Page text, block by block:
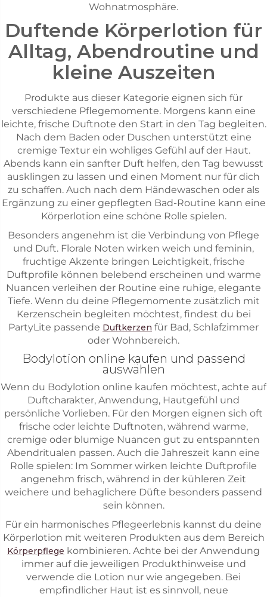
Wohnatmosphäre.
Duftende Körperlotion für
Alltag, Abendroutine und
kleine Auszeiten
Produkte aus dieser Kategorie eignen sich für
verschiedene Pflegemomente. Morgens kann eine
leichte, frische Duftnote den Start in den Tag begleiten.
Nach dem Baden oder Duschen unterstützt eine
cremige Textur ein wohliges Gefühl auf der Haut.
Abends kann ein sanfter Duft helfen, den Tag bewusst
ausklingen zu lassen und einen Moment nur für dich
zu schaffen. Auch nach dem Händewaschen oder als
Ergänzung zu einer gepflegten Bad-Routine kann eine
Körperlotion eine schöne Rolle spielen.
Besonders angenehm ist die Verbindung von Pflege
und Duft. Florale Noten wirken weich und feminin,
fruchtige Akzente bringen Leichtigkeit, frische
Duftprofile können belebend erscheinen und warme
Nuancen verleihen der Routine eine ruhige, elegante
Tiefe. Wenn du deine Pflegemomente zusätzlich mit
Kerzenschein begleiten möchtest, findest du bei
PartyLite passende Duftkerzen für Bad, Schlafzimmer
oder Wohnbereich.
Bodylotion online kaufen und passend
auswählen
Wenn du Bodylotion online kaufen möchtest, achte auf
Duftcharakter, Anwendung, Hautgefühl und
persönliche Vorlieben. Für den Morgen eignen sich oft
frische oder leichte Duftnoten, während warme,
cremige oder blumige Nuancen gut zu entspannten
Abendritualen passen. Auch die Jahreszeit kann eine
Rolle spielen: Im Sommer wirken leichte Duftprofile
angenehm frisch, während in der kühleren Zeit
weichere und behaglichere Düfte besonders passend
sein können.
Für ein harmonisches Pflegeerlebnis kannst du deine
Körperlotion mit weiteren Produkten aus dem Bereich
Körperpflege kombinieren. Achte bei der Anwendung
immer auf die jeweiligen Produkthinweise und
verwende die Lotion nur wie angegeben. Bei
empfindlicher Haut ist es sinnvoll, neue